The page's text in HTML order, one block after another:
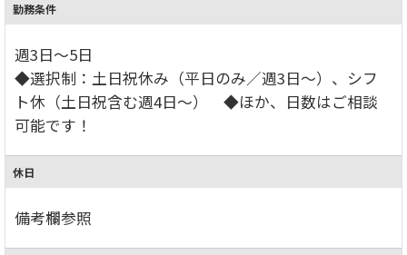
勤務条件
週3日～5日
◆選択制：土日祝休み（平日のみ／週3日～）、シフ
ト休（土日祝含む週4日～） ◆ほか、日数はご相談
可能です！
休日
備考欄参照